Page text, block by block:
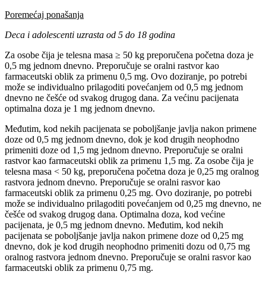
Poremećaj ponašanja
Deca i adolescenti uzrasta od 5 do 18 godina
Za osobe čija je telesna masa ≥ 50 kg preporučena početna doza je
0,5 mg jednom dnevno. Preporučuje se oralni rastvor kao
farmaceutski oblik za primenu 0,5 mg. Ovo doziranje, po potrebi
može se individualno prilagoditi povećanjem od 0,5 mg jednom
dnevno ne češće od svakog drugog dana. Za većinu pacijenata
optimalna doza je 1 mg jednom dnevno.
Međutim, kod nekih pacijenata se poboljšanje javlja nakon primene
doze od 0,5 mg jednom dnevno, dok je kod drugih neophodno
primeniti doze od 1,5 mg jednom dnevno. Preporučuje se oralni
rastvor kao farmaceutski oblik za primenu 1,5 mg. Za osobe čija je
telesna masa < 50 kg, preporučena početna doza je 0,25 mg oralnog
rastvora jednom dnevno. Preporučuje se oralni rasvor kao
farmaceutski oblik za primenu 0,25 mg. Ovo doziranje, po potrebi
može se individualno prilagoditi povećanjem od 0,25 mg dnevno, ne
češće od svakog drugog dana. Optimalna doza, kod većine
pacijenata, je 0,5 mg jednom dnevno. Međutim, kod nekih
pacijenata se poboljšanje javlja nakon primene doze od 0,25 mg
dnevno, dok je kod drugih neophodno primeniti dozu od 0,75 mg
oralnog rastvora jednom dnevno. Preporučuje se oralni rasvor kao
farmaceutski oblik za primenu 0,75 mg.